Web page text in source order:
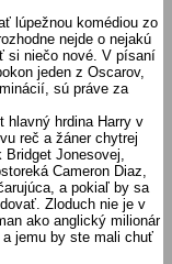
lúpežnou komédiou zo
nejde o nejakú
si niečo nové. V písaní
jeden z Oscarov,
sú práve za
hlavný hrdina Harry v
reč a žáner chytrej
Jonesovej,
Cameron Diaz,
a pokiaľ by sa
Zloduch nie je v
ako anglický milionár
jemu by ste mali chuť